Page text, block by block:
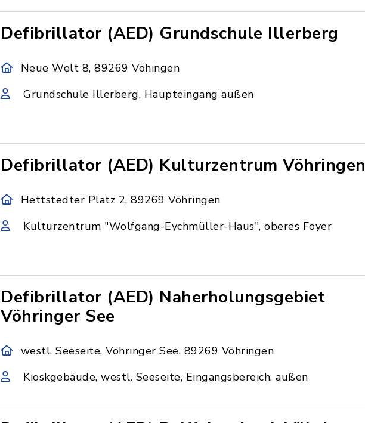
Defibrillator (AED) Grundschule Illerberg
Neue Welt 8, 89269 Vöhingen
Grundschule Illerberg, Haupteingang außen
Defibrillator (AED) Kulturzentrum Vöhringen
Hettstedter Platz 2, 89269 Vöhringen
Kulturzentrum "Wolfgang-Eychmüller-Haus", oberes Foyer
Defibrillator (AED) Naherholungsgebiet
Vöhringer See
westl. Seeseite, Vöhringer See, 89269 Vöhringen
Kioskgebäude, westl. Seeseite, Eingangsbereich, außen